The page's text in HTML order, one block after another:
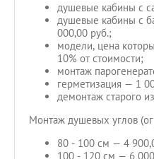
душевые кабины с
душевые кабины с
000,00 руб.;
модели, цена
10% от стоимости;
монтаж
герметизация — 1
демонтаж старого
Монтаж душевых углов
80 - 100 см — 4
100 - 120 см — 6